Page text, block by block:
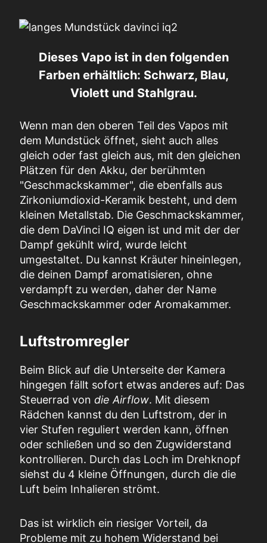
Dieses Vapo ist in den folgenden
Farben erhältlich: Schwarz, Blau,
Violett und Stahlgrau.
Wenn man den oberen Teil des Vapos mit
dem Mundstück öffnet, sieht auch alles
gleich oder fast gleich aus, mit den gleichen
Plätzen für den Akku, der berühmten
"Geschmackskammer", die ebenfalls aus
Zirkoniumdioxid-Keramik besteht, und dem
kleinen Metallstab. Die Geschmackskammer,
die dem DaVinci IQ eigen ist und mit der der
Dampf gekühlt wird, wurde leicht
umgestaltet. Du kannst Kräuter hineinlegen,
die deinen Dampf aromatisieren, ohne
verdampft zu werden, daher der Name
Geschmackskammer oder Aromakammer.
Luftstromregler
Beim Blick auf die Unterseite der Kamera
hingegen fällt sofort etwas anderes auf: Das
Steuerrad von die Airflow. Mit diesem
Rädchen kannst du den Luftstrom, der in
vier Stufen reguliert werden kann, öffnen
oder schließen und so den Zugwiderstand
kontrollieren. Durch das Loch im Drehknopf
siehst du 4 kleine Öffnungen, durch die die
Luft beim Inhalieren strömt.
Das ist wirklich ein riesiger Vorteil, da
Probleme mit zu hohem Widerstand bei